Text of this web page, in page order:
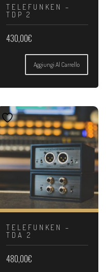
TELEFUNKEN –
TDP 2
430,00€
Aggiungi Al Carrello
TELEFUNKEN –
TDA 2
480,00€